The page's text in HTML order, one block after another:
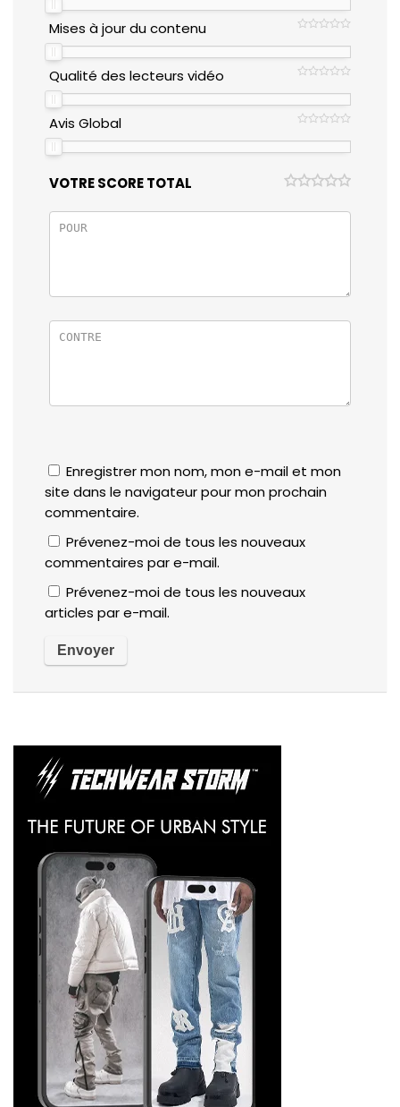
Mises à jour du contenu
Qualité des lecteurs vidéo
Avis Global
VOTRE SCORE TOTAL
Enregistrer mon nom, mon e-mail et mon
site dans le navigateur pour mon prochain
commentaire.
Prévenez-moi de tous les nouveaux
commentaires par e-mail.
Prévenez-moi de tous les nouveaux
articles par e-mail.